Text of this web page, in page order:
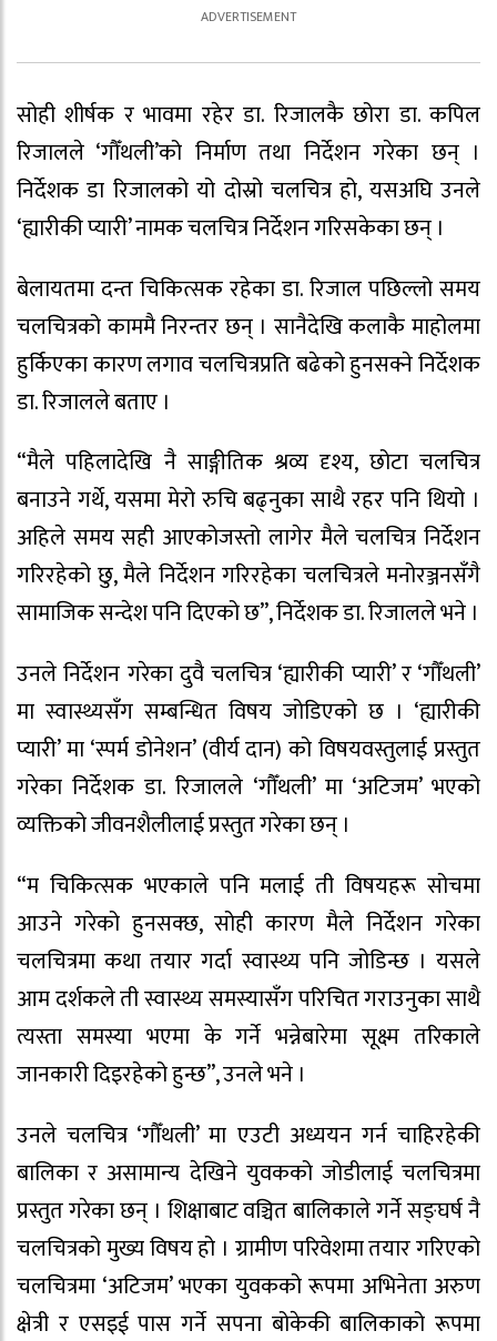
सोही शीर्षक र भावमा रहेर डा. रिजालकै छोरा डा. कपिल
रिजालले ‘गौँथली’को निर्माण तथा निर्देशन गरेका छन् ।
निर्देशक डा रिजालको यो दोस्रो चलचित्र हो, यसअघि उनले
‘ह्यारीकी प्यारी’ नामक चलचित्र निर्देशन गरिसकेका छन् ।
बेलायतमा दन्त चिकित्सक रहेका डा. रिजाल पछिल्लो समय
चलचित्रको काममै निरन्तर छन् । सानैदेखि कलाकै माहोलमा
हुर्किएका कारण लगाव चलचित्रप्रति बढेको हुनसक्ने निर्देशक
डा. रिजालले बताए ।
“मैले पहिलादेखि नै साङ्गीतिक श्रव्य दृश्य, छोटा चलचित्र
बनाउने गर्थे, यसमा मेरो रुचि बढ्नुका साथै रहर पनि थियो ।
अहिले समय सही आएकोजस्तो लागेर मैले चलचित्र निर्देशन
गरिरहेको छु, मैले निर्देशन गरिरहेका चलचित्रले मनोरञ्जनसँगै
सामाजिक सन्देश पनि दिएको छ”, निर्देशक डा. रिजालले भने ।
उनले निर्देशन गरेका दुवै चलचित्र ‘ह्यारीकी प्यारी’ र ‘गौँथली’
मा स्वास्थ्यसँग सम्बन्धित विषय जोडिएको छ । ‘ह्यारीकी
प्यारी’ मा ‘स्पर्म डोनेशन’ (वीर्य दान) को विषयवस्तुलाई प्रस्तुत
गरेका निर्देशक डा. रिजालले ‘गौँथली’ मा ‘अटिजम’ भएको
व्यक्तिको जीवनशैलीलाई प्रस्तुत गरेका छन् ।
“म चिकित्सक भएकाले पनि मलाई ती विषयहरू सोचमा
आउने गरेको हुनसक्छ, सोही कारण मैले निर्देशन गरेका
चलचित्रमा कथा तयार गर्दा स्वास्थ्य पनि जोडिन्छ । यसले
आम दर्शकले ती स्वास्थ्य समस्यासँग परिचित गराउनुका साथै
त्यस्ता समस्या भएमा के गर्ने भन्नेबारेमा सूक्ष्म तरिकाले
जानकारी दिइरहेको हुन्छ”, उनले भने ।
उनले चलचित्र ‘गौँथली’ मा एउटी अध्ययन गर्न चाहिरहेकी
बालिका र असामान्य देखिने युवकको जोडीलाई चलचित्रमा
प्रस्तुत गरेका छन् । शिक्षाबाट वञ्चित बालिकाले गर्ने सङ्घर्ष नै
चलचित्रको मुख्य विषय हो । ग्रामीण परिवेशमा तयार गरिएको
चलचित्रमा ‘अटिजम’ भएका युवकको रूपमा अभिनेता अरुण
क्षेत्री र एसइई पास गर्ने सपना बोकेकी बालिकाको रूपमा